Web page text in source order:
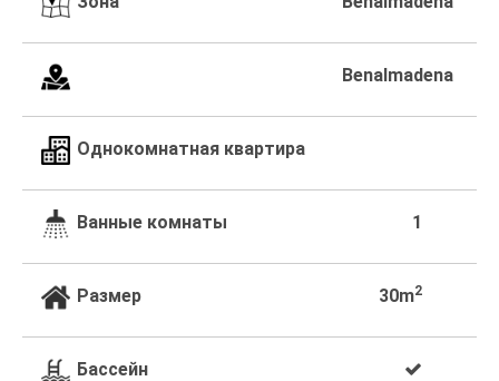
Benalmadena
Однокомнатная квартира
Ванные комнаты 1
Размер 30m2
Бассейн